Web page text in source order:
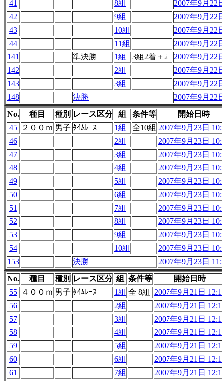
41
8組
2007年9月22
42
9組
2007年9月22
43
10組
2007年9月22
44
11組
2007年9月22
141
準決勝 1組 3組2着＋2
2007年9月22
142
2組
2007年9月22
143
3組
2007年9月22
148
決勝 2007年9月22
No. 種目 種別 レース区分 組 条件等
開始日時
45
２００ｍ 男子 ﾀｲﾑﾚｰｽ 1組 全10組 2007年9月23日
46
2組
2007年9月23日
47
3組
2007年9月23日
48
4組
2007年9月23日
49
5組
2007年9月23日
50
6組
2007年9月23日
51
7組
2007年9月23日
52
8組
2007年9月23日
53
9組
2007年9月23日
54
10組
2007年9月23日
153
決勝 2007年9月23日
No. 種目 種別 レース区分 組 条件等
開始日時
55
４００ｍ 男子 ﾀｲﾑﾚｰｽ 1組 全 8組
2007年9月21日
56
2組
2007年9月21日
57
3組
2007年9月21日
58
4組
2007年9月21日
59
5組
2007年9月21日
60
6組
2007年9月21日
61
7組
2007年9月21日